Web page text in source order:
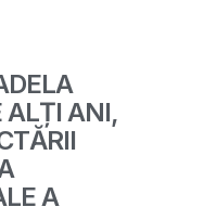
ALȚI ANI,
A